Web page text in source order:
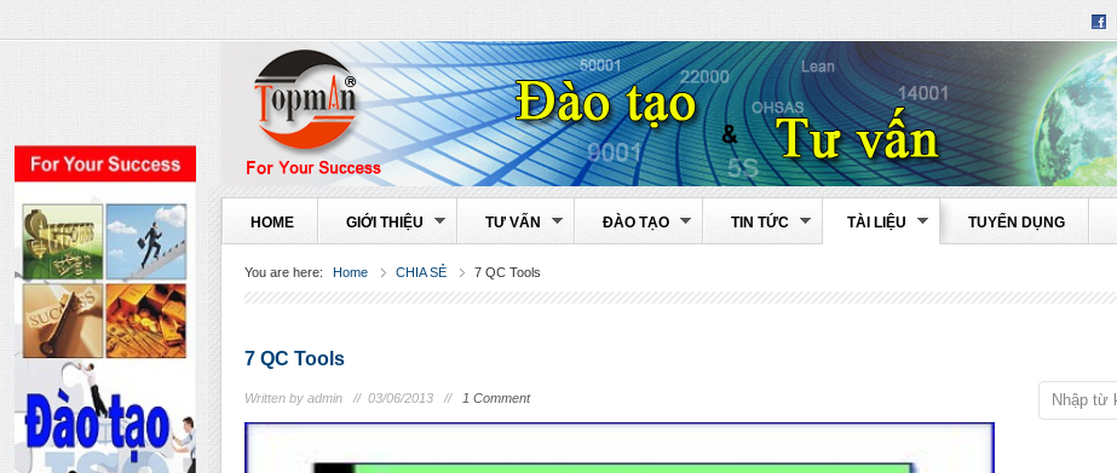
HOME GIỚI THIỆU TƯ VẤN ĐÀO TẠO TIN TỨC TÀI LIỆU TUYỂN DỤNG
You are here: Home CHIA SẺ 7 QC Tools
7 QC Tools
Written by admin // 03/06/2013 // 1 Comment